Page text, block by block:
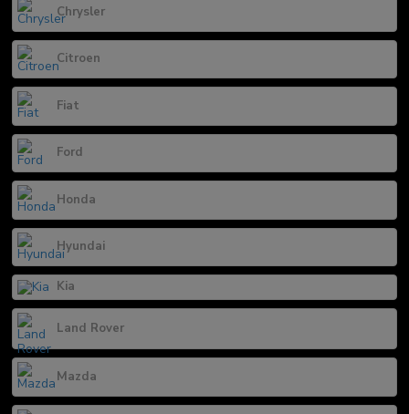
Chrysler
Citroen
Fiat
Ford
Honda
Hyundai
Kia
Land Rover
Mazda